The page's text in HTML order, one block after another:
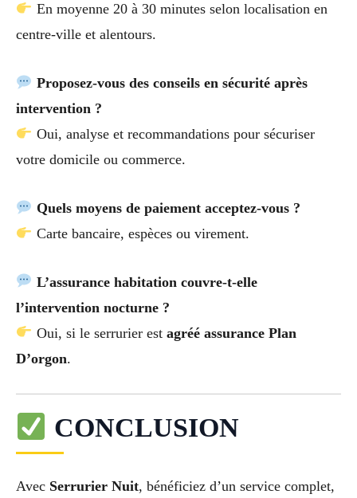
En moyenne 20 à 30 minutes selon localisation en
centre-ville et alentours.
Proposez-vous des conseils en sécurité après
intervention ?
Oui, analyse et recommandations pour sécuriser
votre domicile ou commerce.
Quels moyens de paiement acceptez-vous ?
Carte bancaire, espèces ou virement.
L’assurance habitation couvre-t-elle
l’intervention nocturne ?
Oui, si le serrurier est agréé assurance Plan
D’orgon.
CONCLUSION
Avec Serrurier Nuit, bénéficiez d’un service complet,